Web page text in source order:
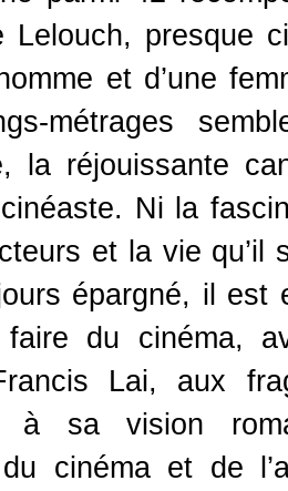
Lelouch, presque
homme et d’une
métrages
la réjouissante
Ni la
et la vie qu’il
épargné, il
faire du cinéma,
Lai, aux
à sa vision
du cinéma et de